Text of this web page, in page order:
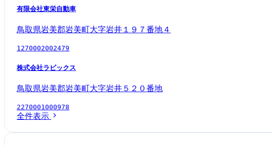
有限会社東栄自動車
鳥取県岩美郡岩美町大字岩井１９７番地４
1270002002479
株式会社ラビックス
鳥取県岩美郡岩美町大字岩井５２０番地
2270001000978
全件表示